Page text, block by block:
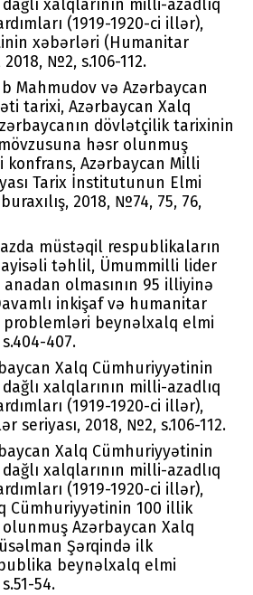
xalqlarının milli-azadlıq
(1919-1920-ci illər),
хəbərləri (Humanitar
№2, s.106-112.
Mahmudov və Azərbaycan
tarixi, Azərbaycan Xalq
dövlətçilik tarixinin
həsr olunmuş
Azərbaycan Milli
Tarix İnstitutunun Elmi
2018, №74, 75, 76,
müstəqil respublikaların
təhlil, Ümummilli lider
olmasının 95 illiyinə
inkişaf və humanitar
beynəlxalq elmi
407.
Xalq Cümhuriyyətinin
xalqlarının milli-azadlıq
(1919-1920-ci illər),
seriyası, 2018, №2, s.106-112.
Xalq Cümhuriyyətinin
xalqlarının milli-azadlıq
(1919-1920-ci illər),
Cümhuriyyətinin 100 illik
Azərbaycan Xalq
Şərqində ilk
beynəlxalq elmi
54.